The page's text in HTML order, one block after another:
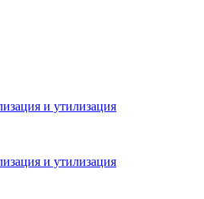
и утилизация
и утилизация